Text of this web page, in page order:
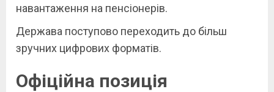
навантаження на пенсіонерів.
Держава поступово переходить до більш
зручних цифрових форматів.
Офіційна позиція